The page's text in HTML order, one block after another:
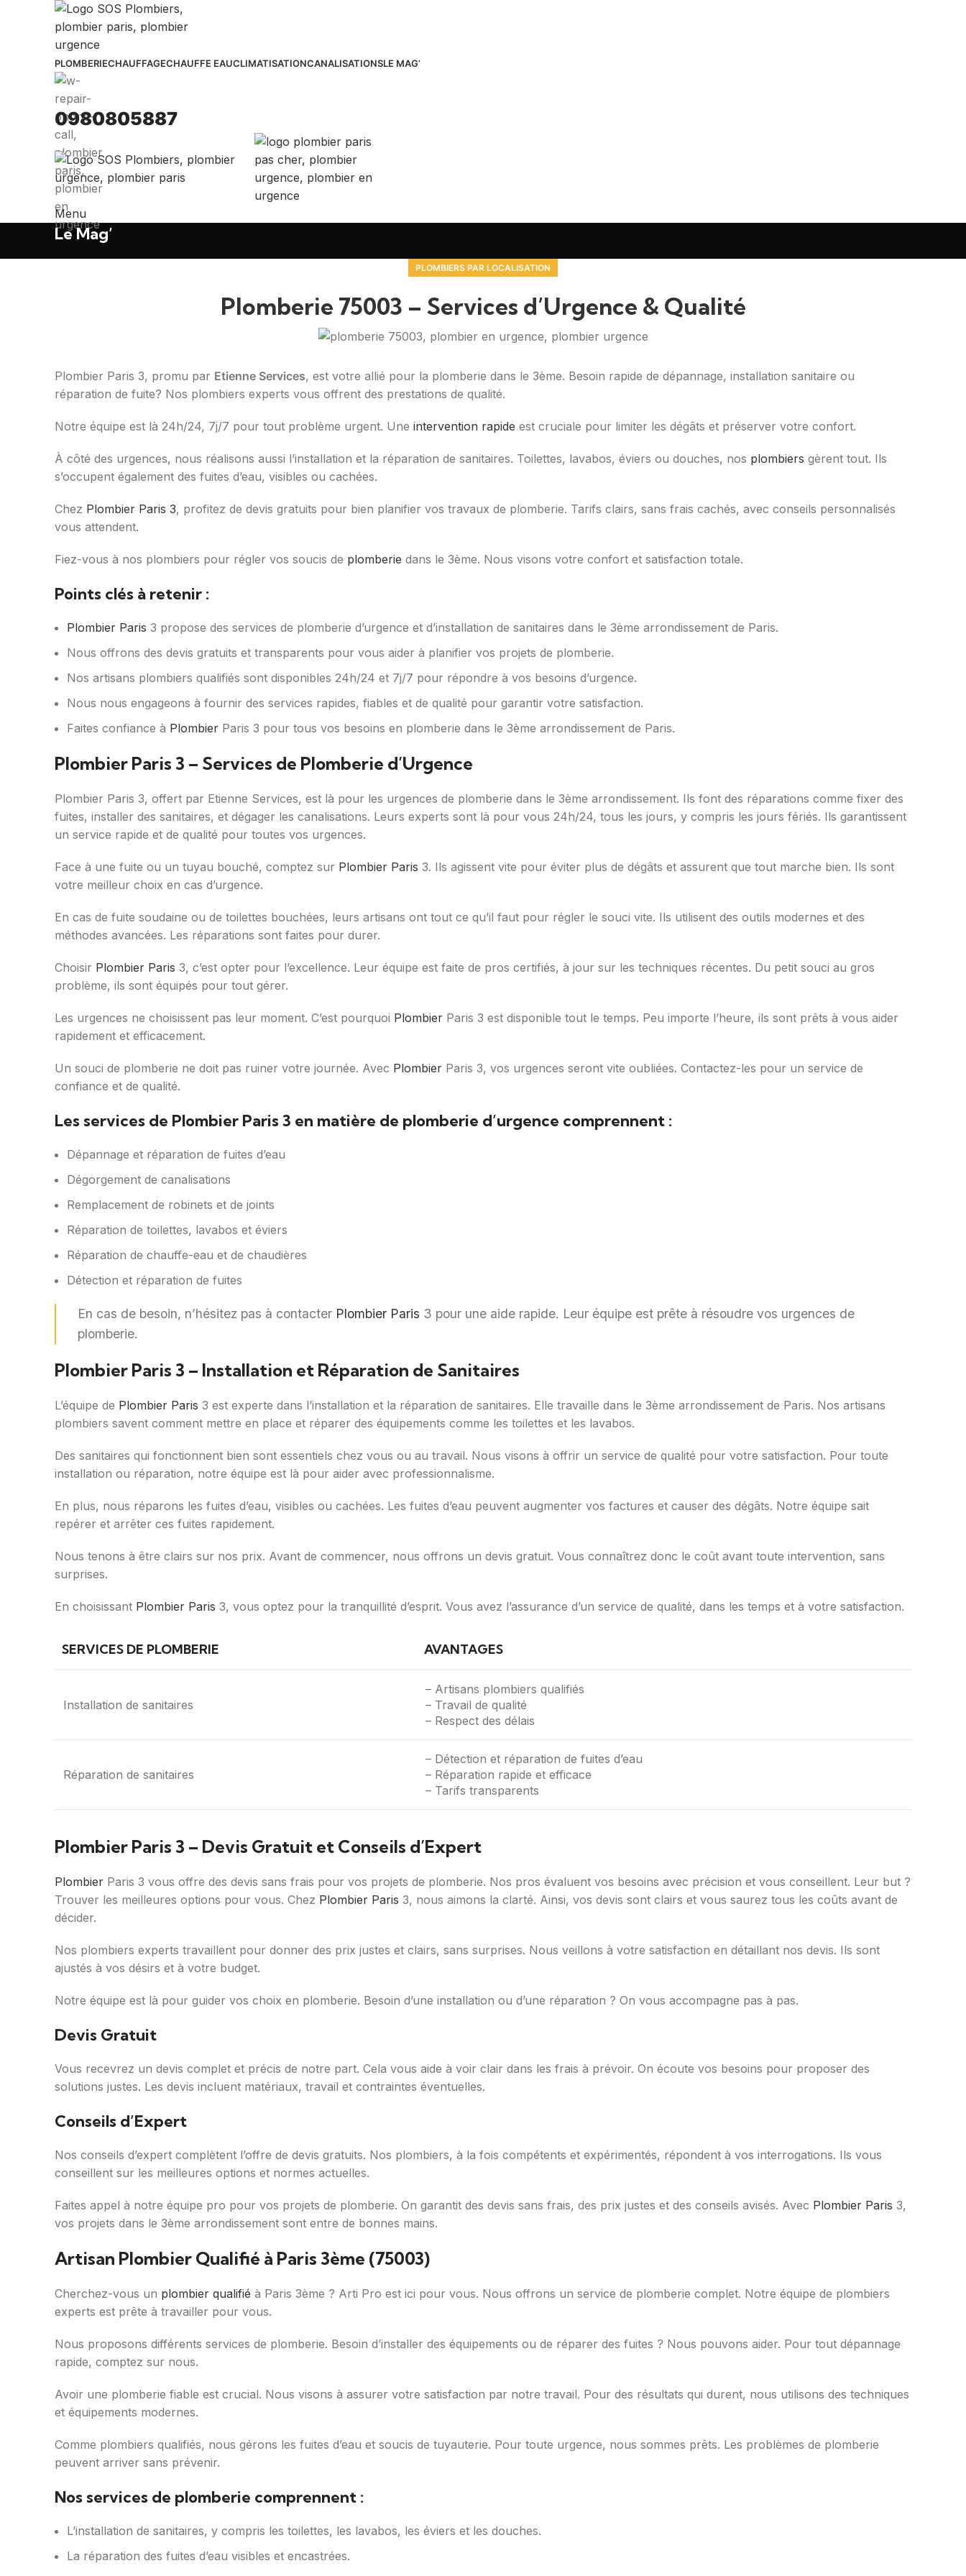
PLOMBERIECHAUFFAGECHAUFFE EAUCLIMATISATIONCANALISATIONSLE MAG’
0980805887
Menu
Le Mag’
PLOMBIERS PAR LOCALISATION
Plomberie 75003 – Services d’Urgence & Qualité
Plombier Paris 3, promu par Etienne Services, est votre allié pour la plomberie dans le 3ème. Besoin rapide de dépannage, installation sanitaire ou
réparation de fuite? Nos plombiers experts vous offrent des prestations de qualité.
Notre équipe est là 24h/24, 7j/7 pour tout problème urgent. Une intervention rapide est cruciale pour limiter les dégâts et préserver votre confort.
À côté des urgences, nous réalisons aussi l’installation et la réparation de sanitaires. Toilettes, lavabos, éviers ou douches, nos plombiers gèrent tout. Ils
s’occupent également des fuites d’eau, visibles ou cachées.
Chez Plombier Paris 3, profitez de devis gratuits pour bien planifier vos travaux de plomberie. Tarifs clairs, sans frais cachés, avec conseils personnalisés
vous attendent.
Fiez-vous à nos plombiers pour régler vos soucis de plomberie dans le 3ème. Nous visons votre confort et satisfaction totale.
Points clés à retenir :
Plombier Paris 3 propose des services de plomberie d’urgence et d’installation de sanitaires dans le 3ème arrondissement de Paris.
Nous offrons des devis gratuits et transparents pour vous aider à planifier vos projets de plomberie.
Nos artisans plombiers qualifiés sont disponibles 24h/24 et 7j/7 pour répondre à vos besoins d’urgence.
Nous nous engageons à fournir des services rapides, fiables et de qualité pour garantir votre satisfaction.
Faites confiance à Plombier Paris 3 pour tous vos besoins en plomberie dans le 3ème arrondissement de Paris.
Plombier Paris 3 – Services de Plomberie d’Urgence
Plombier Paris 3, offert par Etienne Services, est là pour les urgences de plomberie dans le 3ème arrondissement. Ils font des réparations comme fixer des
fuites, installer des sanitaires, et dégager les canalisations. Leurs experts sont là pour vous 24h/24, tous les jours, y compris les jours fériés. Ils garantissent
un service rapide et de qualité pour toutes vos urgences.
Face à une fuite ou un tuyau bouché, comptez sur Plombier Paris 3. Ils agissent vite pour éviter plus de dégâts et assurent que tout marche bien. Ils sont
votre meilleur choix en cas d’urgence.
En cas de fuite soudaine ou de toilettes bouchées, leurs artisans ont tout ce qu’il faut pour régler le souci vite. Ils utilisent des outils modernes et des
méthodes avancées. Les réparations sont faites pour durer.
Choisir Plombier Paris 3, c’est opter pour l’excellence. Leur équipe est faite de pros certifiés, à jour sur les techniques récentes. Du petit souci au gros
problème, ils sont équipés pour tout gérer.
Les urgences ne choisissent pas leur moment. C’est pourquoi Plombier Paris 3 est disponible tout le temps. Peu importe l’heure, ils sont prêts à vous aider
rapidement et efficacement.
Un souci de plomberie ne doit pas ruiner votre journée. Avec Plombier Paris 3, vos urgences seront vite oubliées. Contactez-les pour un service de
confiance et de qualité.
Les services de Plombier Paris 3 en matière de plomberie d’urgence comprennent :
Dépannage et réparation de fuites d’eau
Dégorgement de canalisations
Remplacement de robinets et de joints
Réparation de toilettes, lavabos et éviers
Réparation de chauffe-eau et de chaudières
Détection et réparation de fuites
En cas de besoin, n’hésitez pas à contacter Plombier Paris 3 pour une aide rapide. Leur équipe est prête à résoudre vos urgences de
plomberie.
Plombier Paris 3 – Installation et Réparation de Sanitaires
L’équipe de Plombier Paris 3 est experte dans l’installation et la réparation de sanitaires. Elle travaille dans le 3ème arrondissement de Paris. Nos artisans
plombiers savent comment mettre en place et réparer des équipements comme les toilettes et les lavabos.
Des sanitaires qui fonctionnent bien sont essentiels chez vous ou au travail. Nous visons à offrir un service de qualité pour votre satisfaction. Pour toute
installation ou réparation, notre équipe est là pour aider avec professionnalisme.
En plus, nous réparons les fuites d’eau, visibles ou cachées. Les fuites d’eau peuvent augmenter vos factures et causer des dégâts. Notre équipe sait
repérer et arrêter ces fuites rapidement.
Nous tenons à être clairs sur nos prix. Avant de commencer, nous offrons un devis gratuit. Vous connaîtrez donc le coût avant toute intervention, sans
surprises.
En choisissant Plombier Paris 3, vous optez pour la tranquillité d’esprit. Vous avez l’assurance d’un service de qualité, dans les temps et à votre satisfaction.
SERVICES DE PLOMBERIE AVANTAGES
Installation de sanitaires
– Artisans plombiers qualifiés
– Travail de qualité
– Respect des délais
Réparation de sanitaires
– Détection et réparation de fuites d’eau
– Réparation rapide et efficace
– Tarifs transparents
Plombier Paris 3 – Devis Gratuit et Conseils d’Expert
Plombier Paris 3 vous offre des devis sans frais pour vos projets de plomberie. Nos pros évaluent vos besoins avec précision et vous conseillent. Leur but ?
Trouver les meilleures options pour vous. Chez Plombier Paris 3, nous aimons la clarté. Ainsi, vos devis sont clairs et vous saurez tous les coûts avant de
décider.
Nos plombiers experts travaillent pour donner des prix justes et clairs, sans surprises. Nous veillons à votre satisfaction en détaillant nos devis. Ils sont
ajustés à vos désirs et à votre budget.
Notre équipe est là pour guider vos choix en plomberie. Besoin d’une installation ou d’une réparation ? On vous accompagne pas à pas.
Devis Gratuit
Vous recevrez un devis complet et précis de notre part. Cela vous aide à voir clair dans les frais à prévoir. On écoute vos besoins pour proposer des
solutions justes. Les devis incluent matériaux, travail et contraintes éventuelles.
Conseils d’Expert
Nos conseils d’expert complètent l’offre de devis gratuits. Nos plombiers, à la fois compétents et expérimentés, répondent à vos interrogations. Ils vous
conseillent sur les meilleures options et normes actuelles.
Faites appel à notre équipe pro pour vos projets de plomberie. On garantit des devis sans frais, des prix justes et des conseils avisés. Avec Plombier Paris 3,
vos projets dans le 3ème arrondissement sont entre de bonnes mains.
Artisan Plombier Qualifié à Paris 3ème (75003)
Cherchez-vous un plombier qualifié à Paris 3ème ? Arti Pro est ici pour vous. Nous offrons un service de plomberie complet. Notre équipe de plombiers
experts est prête à travailler pour vous.
Nous proposons différents services de plomberie. Besoin d’installer des équipements ou de réparer des fuites ? Nous pouvons aider. Pour tout dépannage
rapide, comptez sur nous.
Avoir une plomberie fiable est crucial. Nous visons à assurer votre satisfaction par notre travail. Pour des résultats qui durent, nous utilisons des techniques
et équipements modernes.
Comme plombiers qualifiés, nous gérons les fuites d’eau et soucis de tuyauterie. Pour toute urgence, nous sommes prêts. Les problèmes de plomberie
peuvent arriver sans prévenir.
Nos services de plomberie comprennent :
L’installation de sanitaires, y compris les toilettes, les lavabos, les éviers et les douches.
La réparation des fuites d’eau visibles et encastrées.